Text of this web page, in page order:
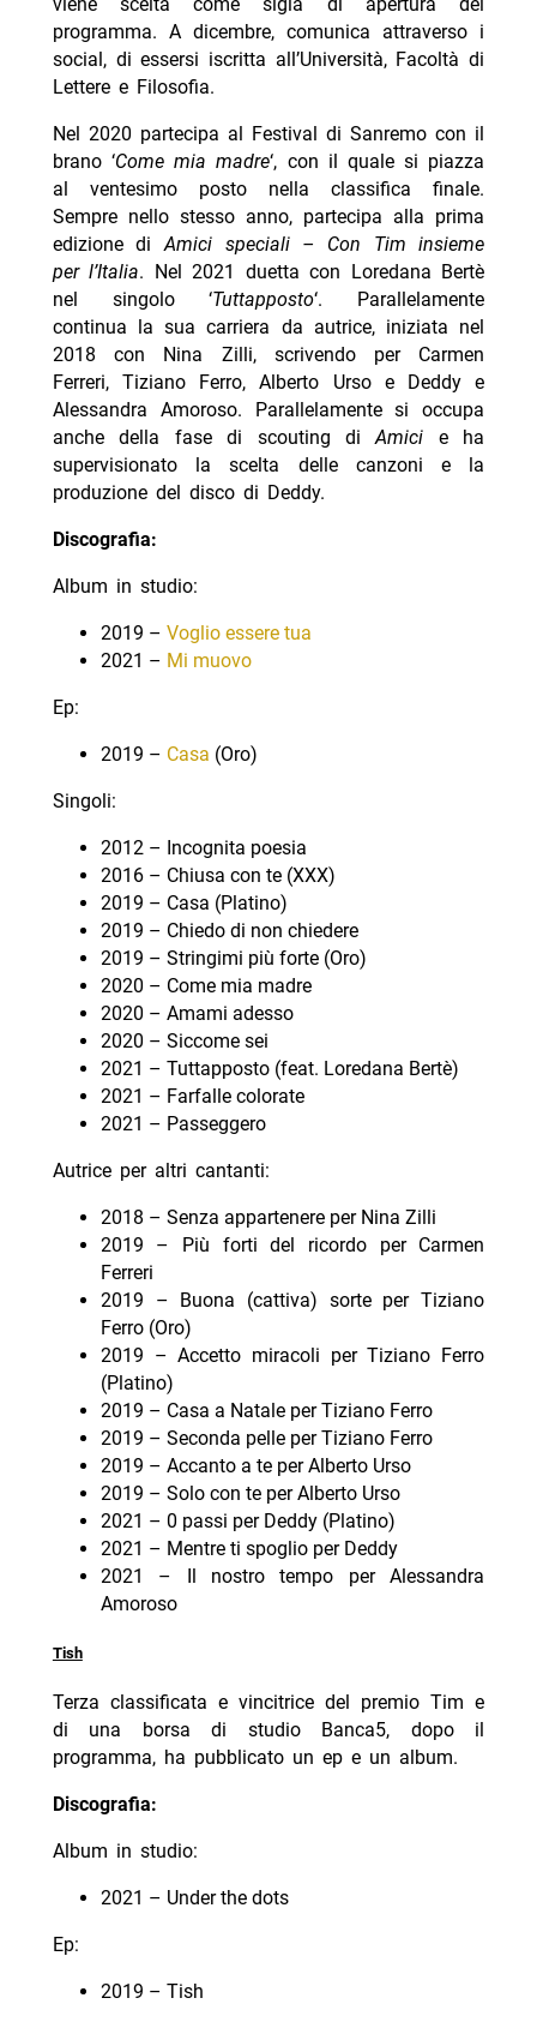
programma. A dicembre, comunica attraverso i
social, di essersi iscritta all’Università, Facoltà di
Lettere e Filosofia.
Nel 2020 partecipa al Festival di Sanremo con il
brano ‘Come mia madre‘, con il quale si piazza
al ventesimo posto nella classifica finale.
Sempre nello stesso anno, partecipa alla prima
edizione diAmici speciali – Con Tim insieme
per l’Italia. Nel 2021 duetta con Loredana Bertè
nel singolo ‘Tuttapposto‘. Parallelamente
continua la sua carriera da autrice, iniziata nel
2018 con Nina Zilli, scrivendo per Carmen
Ferreri, Tiziano Ferro, Alberto Urso e Deddy e
Alessandra Amoroso. Parallelamente si occupa
anche della fase di scouting diAmici e ha
supervisionato la scelta delle canzoni e la
produzione del disco di Deddy.
Discografia:
Album in studio:
2019 – Voglio essere tua
2021 – Mi muovo
Ep:
2019 – Casa (Oro)
Singoli:
2012 – Incognita poesia
2016 – Chiusa con te (XXX)
2019 – Casa (Platino)
2019 – Chiedo di non chiedere
2019 – Stringimi più forte (Oro)
2020 – Come mia madre
2020 – Amami adesso
2020 – Siccome sei
2021 – Tuttapposto (feat. Loredana Bertè)
2021 – Farfalle colorate
2021 – Passeggero
Autrice per altri cantanti:
2018 – Senza appartenere per Nina Zilli
2019 – Più forti del ricordo per Carmen
Ferreri
2019 – Buona (cattiva) sorte per Tiziano
Ferro (Oro)
2019 – Accetto miracoli per Tiziano Ferro
(Platino)
2019 – Casa a Natale per Tiziano Ferro
2019 – Seconda pelle per Tiziano Ferro
2019 – Accanto a te per Alberto Urso
2019 – Solo con te per Alberto Urso
2021 – 0 passi per Deddy (Platino)
2021 – Mentre ti spoglio per Deddy
2021 – Il nostro tempo per Alessandra
Amoroso
Tish
Terza classificata e vincitrice del premio Tim e
di una borsa di studio Banca5, dopo il
programma, ha pubblicato un ep e un album.
Discografia:
Album in studio:
2021 – Under the dots
Ep:
2019 – Tish